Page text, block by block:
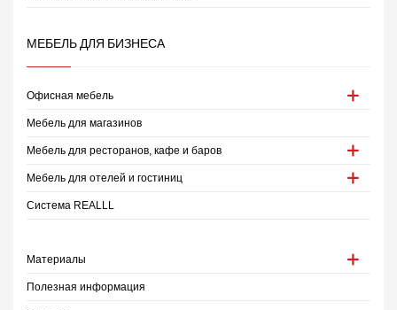
МЕБЕЛЬ ДЛЯ БИЗНЕСА
Офисная мебель
Мебель для магазинов
Мебель для ресторанов, кафе и баров
Мебель для отелей и гостиниц
Система REALLL
Материалы
Полезная информация